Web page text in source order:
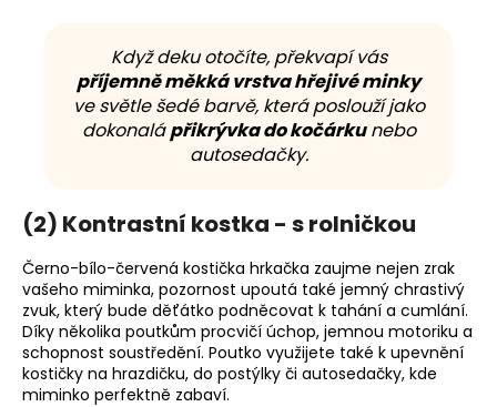
Když deku otočíte, překvapí vás
příjemně měkká vrstva hřejivé minky
ve světle šedé barvě, která poslouží jako
dokonalápřikrývka do kočárkunebo
autosedačky.
(2) Kontrastní kostka - s rolničkou
Černo-bílo-červená kostička hrkačka zaujme nejen zrak
vašeho miminka, pozornost upoutá také jemný chrastivý
zvuk, který bude děťátko podněcovat k tahání a cumlání.
Díky několika poutkům procvičí úchop, jemnou motoriku a
schopnost soustředění. Poutko využijete také k upevnění
kostičky na hrazdičku, do postýlky či autosedačky, kde
miminko perfektně zabaví.